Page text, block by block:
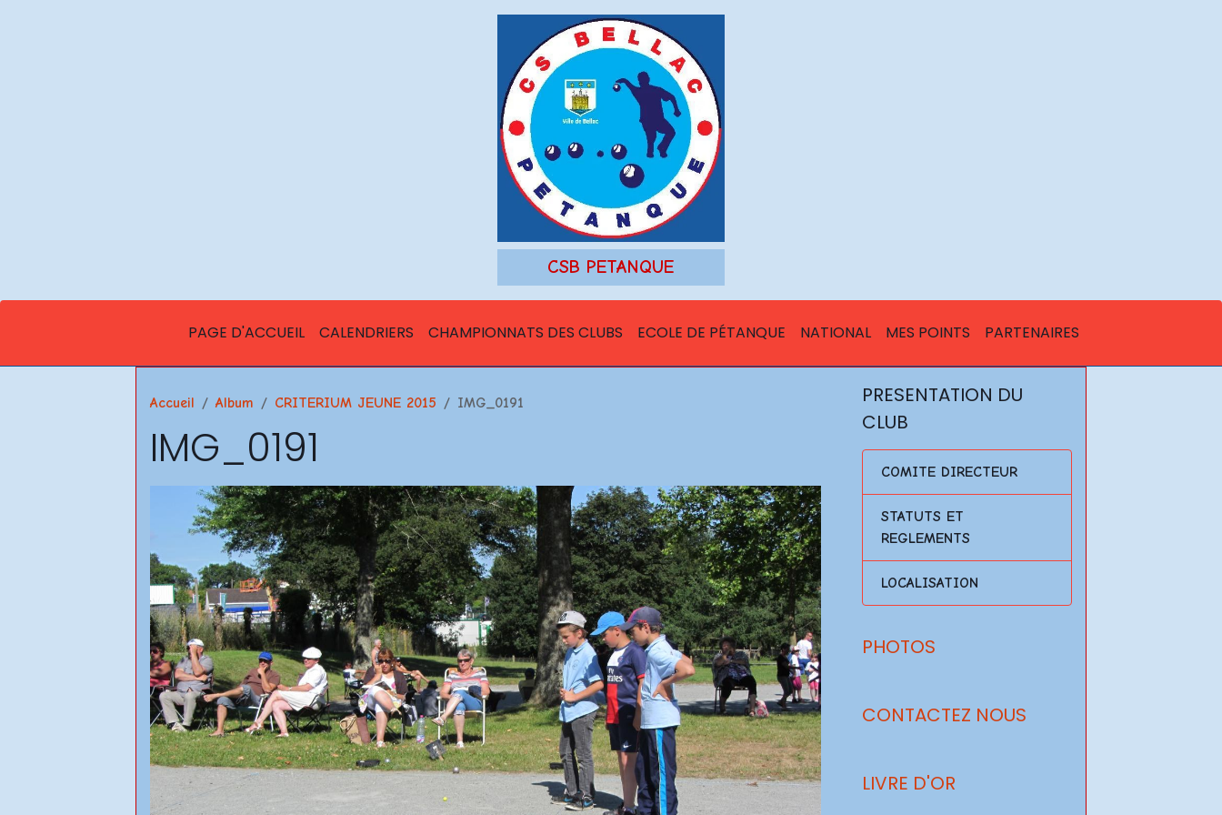
CSB PETANQUE
PAGE D'ACCUEIL CALENDRIERS CHAMPIONNATS DES CLUBS ECOLE DE PÉTANQUE NATIONAL MES POINTS PARTENAIRES
Accueil Album CRITERIUM JEUNE 2015 IMG_0191
IMG_0191
PRESENTATION DU
CLUB
COMITE DIRECTEUR
STATUTS ET
REGLEMENTS
LOCALISATION
PHOTOS
CONTACTEZ NOUS
LIVRE D'OR